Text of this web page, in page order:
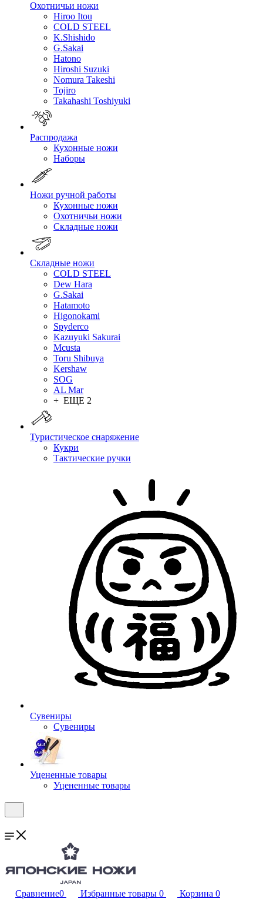
Охотничьи ножи
Hiroo Itou
COLD STEEL
K.Shishido
G.Sakai
Hatono
Hiroshi Suzuki
Nomura Takeshi
Tojiro
Takahashi Toshiyuki
Распродажа
Кухонные ножи
Наборы
Ножи ручной работы
Кухонные ножи
Охотничьи ножи
Складные ножи
Складные ножи
COLD STEEL
Dew Hara
G.Sakai
Hatamoto
Higonokami
Spyderco
Kazuyuki Sakurai
Mcusta
Toru Shibuya
Kershaw
SOG
AL Mar
+ ЕЩЕ 2
Туристическое снаряжение
Кукри
Тактические ручки
Сувениры
Сувениры
Уцененные товары
Уцененные товары
Сравнение0 Избранные товары 0 Корзина 0